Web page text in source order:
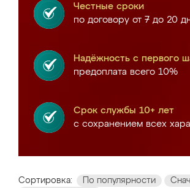
Честные сроки
по договору от 7 до 20
Надёжность с первого
предоплата всего 10%
Срок службы 10+ лет
с сохранением всех
Сортировка: По популярности